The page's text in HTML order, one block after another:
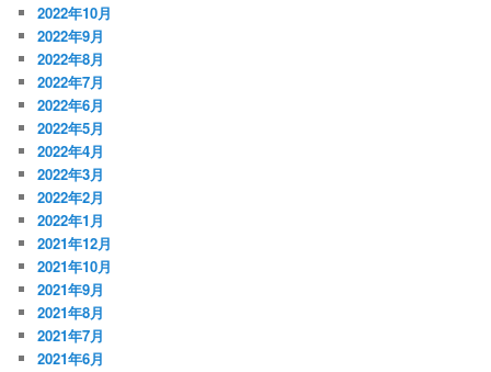
2022年10月
2022年9月
2022年8月
2022年7月
2022年6月
2022年5月
2022年4月
2022年3月
2022年2月
2022年1月
2021年12月
2021年10月
2021年9月
2021年8月
2021年7月
2021年6月